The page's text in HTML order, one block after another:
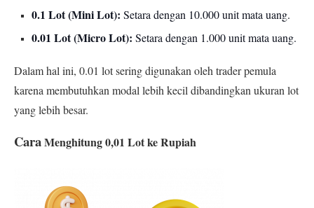
0.1 Lot (Mini Lot): Setara dengan 10.000 unit mata uang.
0.01 Lot (Micro Lot): Setara dengan 1.000 unit mata uang.
Dalam hal ini, 0.01 lot sering digunakan oleh trader pemula
karena membutuhkan modal lebih kecil dibandingkan ukuran lot
yang lebih besar.
CaraMenghitung 0,01 Lot ke Rupiah